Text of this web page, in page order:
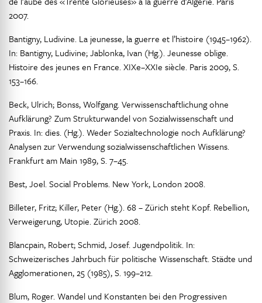
2007.
Bantigny, Ludivine. La jeunesse, la guerre et l’histoire (1945–1962).
In: Bantigny, Ludivine; Jablonka, Ivan (Hg.). Jeunesse oblige.
Histoire des jeunes en France. XIXe–XXIe siècle. Paris 2009, S.
153–166.
Beck, Ulrich; Bonss, Wolfgang. Verwissenschaftlichung ohne
Aufklärung? Zum Strukturwandel von Sozialwissenschaft und
Praxis. In: dies. (Hg.). Weder Sozialtechnologie noch Aufklärung?
Analysen zur Verwendung sozialwissenschaftlichen Wissens.
Frankfurt am Main 1989, S. 7–45.
Best, Joel. Social Problems. New York, London 2008.
Billeter, Fritz; Killer, Peter (Hg.). 68 – Zürich steht Kopf. Rebellion,
Verweigerung, Utopie. Zürich 2008.
Blancpain, Robert; Schmid, Josef. Jugendpolitik. In:
Schweizerisches Jahrbuch für politische Wissenschaft. Städte und
Agglomerationen, 25 (1985), S. 199–212.
Blum, Roger. Wandel und Konstanten bei den Progressiven